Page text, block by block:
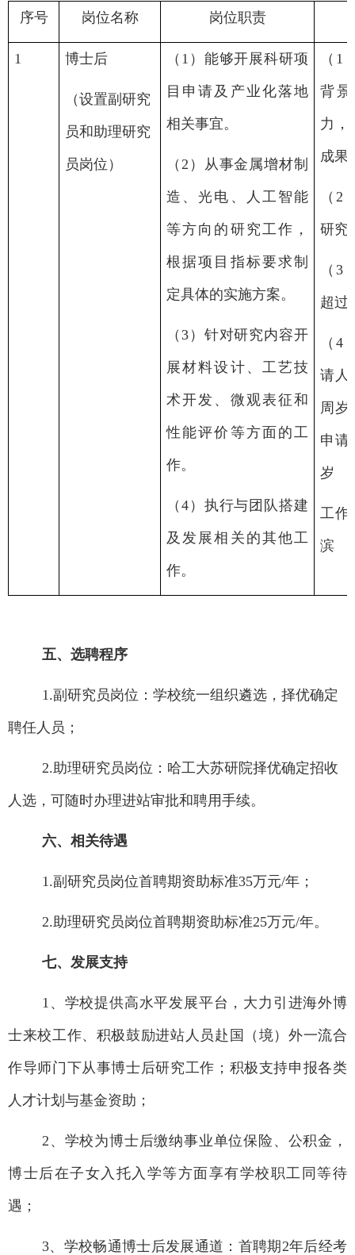
序号 岗位名称 岗位职责
1 博士后
（设置副研究
员和助理研究
员岗位）
（ 1 ）能够开展科研项
目申请及产业化落地
相关事宜。
（ 2 ）从事金属增材制
造、光电、人工智能
等方向的研究工作，
根据项目指标要求制
定具体的实施方案。
（ 3）针对研究内容开
展材料设计、工艺技
术开发、微观表征和
性能评价等方面的工
作。
（ 4）执行与团队搭建
及发展相关的其他工
作。
（ 1
背
力，
成果
（ 2
研究
（ 3
超过
（ 4
请人
周岁
申请
岁
工作
滨
五、选聘程序
1.副研究员岗位：学校统一组织遴选，择优确定
聘任人员；
2.助理研究员岗位：哈工大苏研院择优确定招收
人选，可随时办理进站审批和聘用手续。
六、相关待遇
1.副研究员岗位首聘期资助标准35万元/年；
2.助理研究员岗位首聘期资助标准25万元/年。
七、发展支持
1 、学校提供高水平发展平台，大力引进海外博
士来校工作、积极鼓励进站人员赴国（境）外一流合
作导师门下从事博士后研究工作；积极支持申报各类
人才计划与基金资助；
2 、学校为博士后缴纳事业单位保险、公积金，
博士后在子女入托入学等方面享有学校职工同等待
遇；
3、学校畅通博士后发展通道：首聘期2年后经考